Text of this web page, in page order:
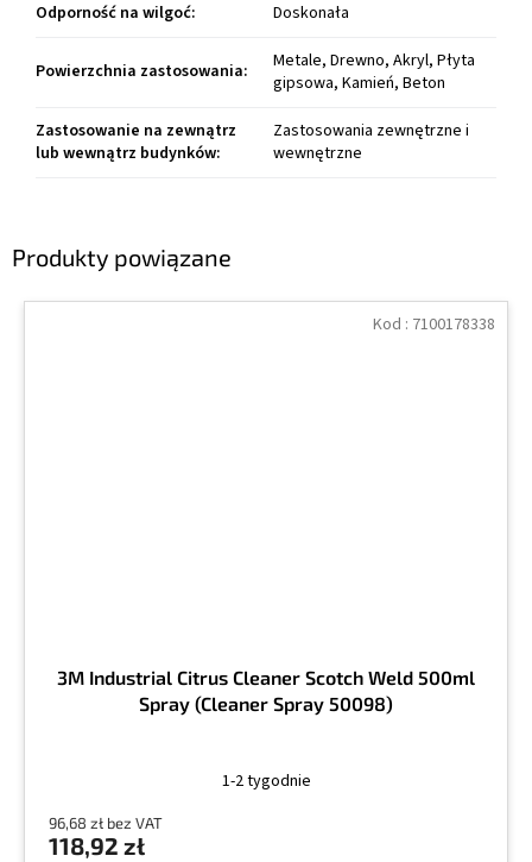
Produkty powiązane
3M Industrial Citrus Cleaner Scotch Weld 500ml
Spray (Cleaner Spray 50098)
1-2 tygodnie
96,68 zł bez VAT
118,92 zł
Kod : 7100178338
Odporność na wilgoć: Doskonała
Powierzchnia zastosowania:
Metale, Drewno, Akryl, Płyta
gipsowa, Kamień, Beton
Zastosowanie na zewnątrz
lub wewnątrz budynków:
Zastosowania zewnętrzne i
wewnętrzne